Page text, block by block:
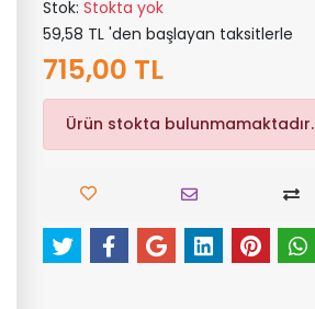
Stok: Stokta yok
59,58 TL 'den başlayan taksitlerle
715,00 TL
Ürün stokta bulunmamaktadır.